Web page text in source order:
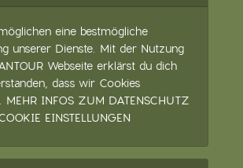
eine bestmögliche
unserer Dienste. Mit der Nutzung
Webseite erklärst du dich
dass wir Cookies
MEHR INFOS ZUM DATENSCHUTZ
EINSTELLUNGEN